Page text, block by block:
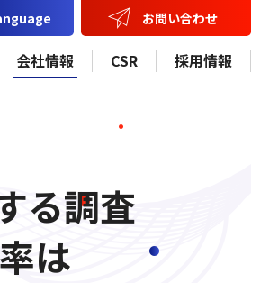
お問い合わせ
会社情報 CSR 採用情報
る調査
は